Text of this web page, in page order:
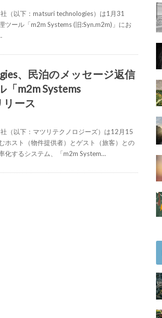
（以下：matsuri technologies）は1月31
ツール「m2m Systems (旧:Syn.m2m)」にお
、民泊のメッセージ返信
「m2m Systems
リース
（以下：マツリテクノロジーズ）は12月15
ホスト（物件提供者）とゲスト（旅客）との
化するシステム、「m2m System…